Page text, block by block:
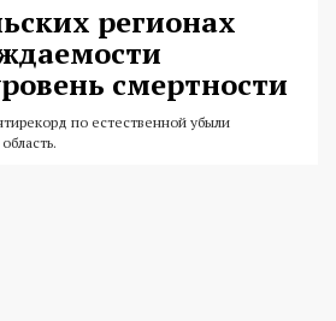
регионах
смертности
по естественной убыли